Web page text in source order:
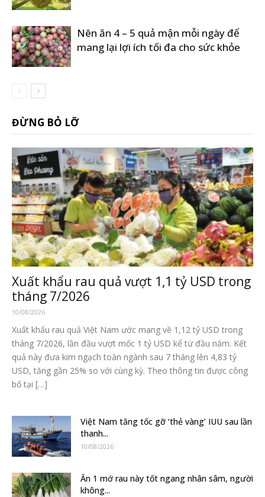
Nên ăn 4 – 5 quả mận mỗi ngày để
mang lại lợi ích tối đa cho sức khỏe
ĐỪNG BỎ LỠ
Xuất khẩu rau quả vượt 1,1 tỷ USD trong
tháng 7/2026
10/08/2026
Xuất khẩu rau quả Việt Nam ước mang về 1,12 tỷ USD trong
tháng 7/2026, lần đầu vượt mốc 1 tỷ USD kể từ đầu năm. Kết
quả này đưa kim ngạch toàn ngành sau 7 tháng lên 4,83 tỷ
USD, tăng gần 25% so với cùng kỳ. Theo thông tin được công
bố tại […]
Việt Nam tăng tốc gỡ ‘thẻ vàng’ IUU sau lần
thanh...
10/08/2026
Ăn 1 mớ rau này tốt ngang nhân sâm, người
không...